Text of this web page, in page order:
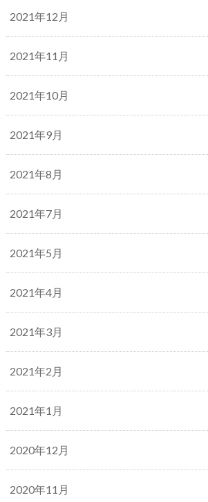
2021年12月
2021年11月
2021年10月
2021年9月
2021年8月
2021年7月
2021年5月
2021年4月
2021年3月
2021年2月
2021年1月
2020年12月
2020年11月